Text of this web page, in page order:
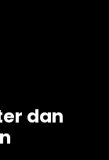
dan